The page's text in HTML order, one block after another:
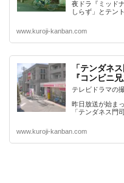
夜ドラ『ミッド
しらず」とテン
www.kuroji-kanban.com
「テンダネ
『コンビニ兄
テレビドラマの
昨日放送が始ま
「テンダネス門
www.kuroji-kanban.com